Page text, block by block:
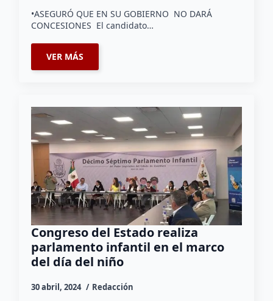
•ASEGURÓ QUE EN SU GOBIERNO NO DARÁ
CONCESIONES El candidato…
VER MÁS
Congreso del Estado realiza
parlamento infantil en el marco
del día del niño
30 abril, 2024 Redacción